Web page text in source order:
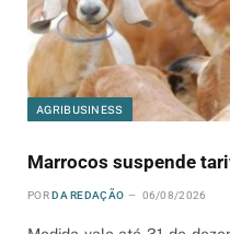
AGRIBUSINESS
Marrocos suspende
POR DA REDAÇÃO 06/08/2026